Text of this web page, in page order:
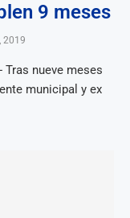
9 meses
2019
Tras nueve meses
municipal y ex